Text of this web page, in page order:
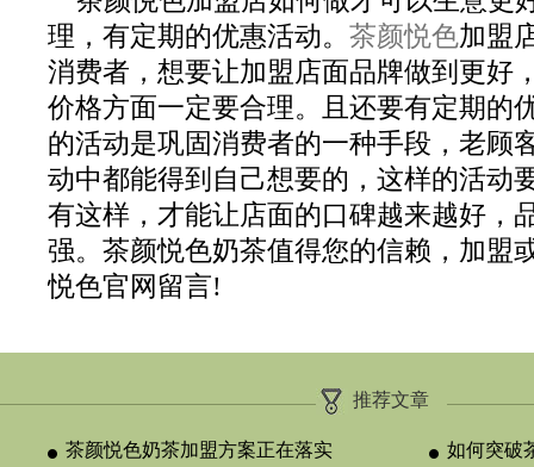
理，有定期的优惠活动。 茶颜悦色加盟
消费者，想要让加盟店面品牌做到更好
价格方面一定要合理。且还要有定期的
的活动是巩固消费者的一种手段，老顾
动中都能得到自己想要的，这样的活动
有这样，才能让店面的口碑越来越好，
强。茶颜悦色奶茶值得您的信赖，加盟
悦色官网留言!
推荐文章
茶颜悦色奶茶加盟方案正在落实 如何突破